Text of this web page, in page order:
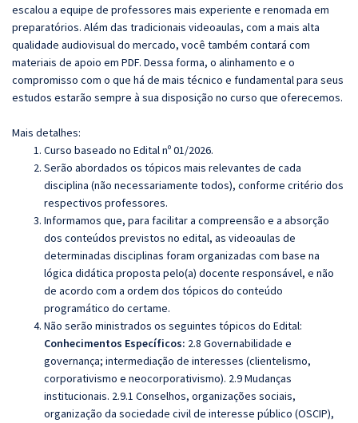
escalou a equipe de professores mais experiente e renomada em
preparatórios. Além das tradicionais videoaulas, com a mais alta
qualidade audiovisual do mercado, você também contará com
materiais de apoio em PDF. Dessa forma, o alinhamento e o
compromisso com o que há de mais técnico e fundamental para seus
estudos estarão sempre à sua disposição no curso que oferecemos.
Mais detalhes:
Curso baseado no Edital nº 01/2026.
Serão abordados os tópicos mais relevantes de cada
disciplina (não necessariamente todos), conforme critério dos
respectivos professores.
Informamos que, para facilitar a compreensão e a absorção
dos conteúdos previstos no edital, as videoaulas de
determinadas disciplinas foram organizadas com base na
lógica didática proposta pelo(a) docente responsável, e não
de acordo com a ordem dos tópicos do conteúdo
programático do certame.
Não serão ministrados os seguintes tópicos do Edital:
Conhecimentos Específicos: 2.8 Governabilidade e
governança; intermediação de interesses (clientelismo,
corporativismo e neocorporativismo). 2.9 Mudanças
institucionais. 2.9.1 Conselhos, organizações sociais,
organização da sociedade civil de interesse público (OSCIP),